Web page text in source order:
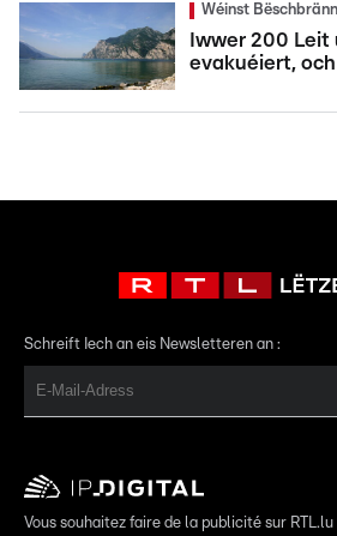
Wéinst Bëschbränn
Iwwer 200 Leit
evakuéiert,
Schreift Iech an eis Newsletteren an :
Vous souhaitez faire de la publicité sur